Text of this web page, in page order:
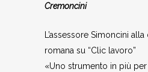
Cremoncini
L’assessore Simoncini
romana su “Clic lavoro”
«Uno strumento in più